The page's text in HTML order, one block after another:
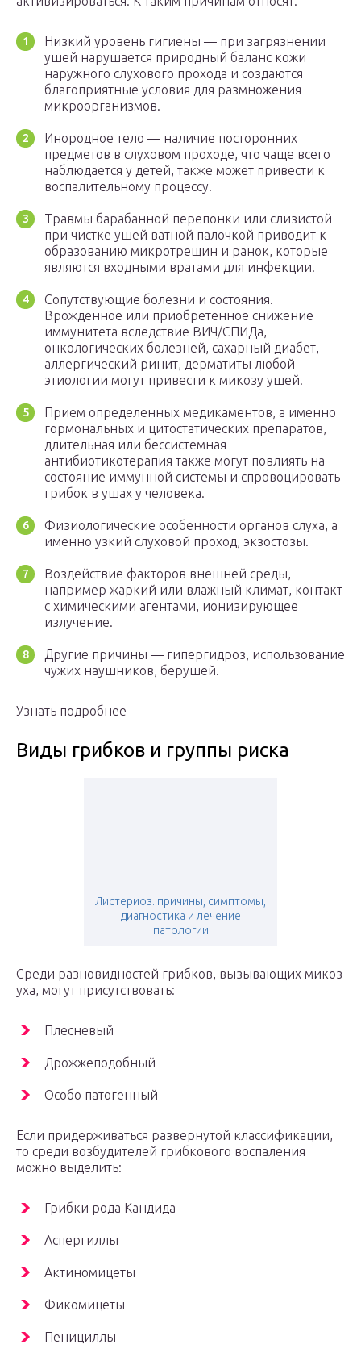
Низкий уровень гигиены — при загрязнении
ушей нарушается природный баланс кожи
наружного слухового прохода и создаются
благоприятные условия для размножения
микроорганизмов.
Инородное тело — наличие посторонних
предметов в слуховом проходе, что чаще всего
наблюдается у детей, также может привести к
воспалительному процессу.
Травмы барабанной перепонки или слизистой
при чистке ушей ватной палочкой приводит к
образованию микротрещин и ранок, которые
являются входными вратами для инфекции.
Сопутствующие болезни и состояния.
Врожденное или приобретенное снижение
иммунитета вследствие ВИЧ/СПИДа,
онкологических болезней, сахарный диабет,
аллергический ринит, дерматиты любой
этиологии могут привести к микозу ушей.
Прием определенных медикаментов, а именно
гормональных и цитостатических препаратов,
длительная или бессистемная
антибиотикотерапия также могут повлиять на
состояние иммунной системы и спровоцировать
грибок в ушах у человека.
Физиологические особенности органов слуха, а
именно узкий слуховой проход, экзостозы.
Воздействие факторов внешней среды,
например жаркий или влажный климат, контакт
с химическими агентами, ионизирующее
излучение.
Другие причины — гипергидроз, использование
чужих наушников, берушей.
Узнать подробнее
Виды грибков и группы риска
Листериоз. причины, симптомы,
диагностика и лечение
патологии
Среди разновидностей грибков, вызывающих микоз
уха, могут присутствовать:
Плесневый
Дрожжеподобный
Особо патогенный
Если придерживаться развернутой классификации,
то среди возбудителей грибкового воспаления
можно выделить:
Грибки рода Кандида
Аспергиллы
Актиномицеты
Фикомицеты
Пенициллы